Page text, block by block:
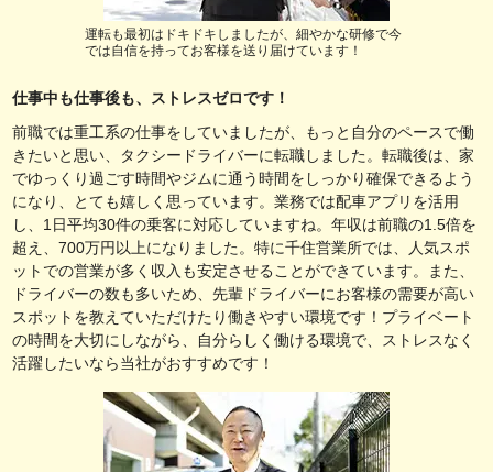
運転も最初はドキドキしましたが、細やかな研修で今
では自信を持ってお客様を送り届けています！
仕事中も仕事後も、ストレスゼロです！
前職では重工系の仕事をしていましたが、もっと自分のペースで働
きたいと思い、タクシードライバーに転職しました。転職後は、家
でゆっくり過ごす時間やジムに通う時間をしっかり確保できるよう
になり、とても嬉しく思っています。業務では配車アプリを活用
し、1日平均30件の乗客に対応していますね。年収は前職の1.5倍を
超え、700万円以上になりました。特に千住営業所では、人気スポ
ットでの営業が多く収入も安定させることができています。また、
ドライバーの数も多いため、先輩ドライバーにお客様の需要が高い
スポットを教えていただけたり働きやすい環境です！プライベート
の時間を大切にしながら、自分らしく働ける環境で、ストレスなく
活躍したいなら当社がおすすめです！